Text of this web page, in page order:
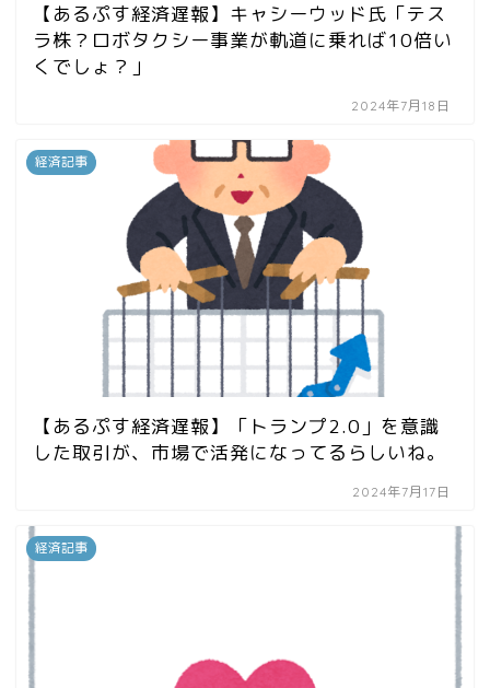
【あるぷす経済遅報】キャシーウッド氏「テス
ラ株？ロボタクシー事業が軌道に乗れば10倍い
くでしょ？」
2024年7月18日
経済記事
【あるぷす経済遅報】「トランプ2.0」を意識
した取引が、市場で活発になってるらしいね。
2024年7月17日
経済記事